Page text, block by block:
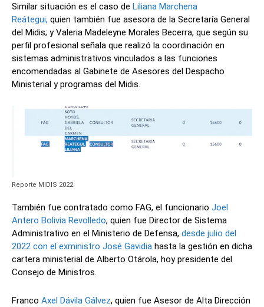
Similar situación es el caso de Liliana Marchena
Reátegui, quien también fue asesora de la Secretaría General
del Midis; y Valeria Madeleyne Morales Becerra, que según su
perfil profesional señala que realizó la coordinación en
sistemas administrativos vinculados a las funciones
encomendadas al Gabinete de Asesores del Despacho
Ministerial y programas del Midis.
Reporte MIDIS 2022
También fue contratado como FAG, el funcionario Joel
Antero Bolivia Revolledo, quien fue Director de Sistema
Administrativo en el Ministerio de Defensa, desde julio del
2022 con el exministro José Gavidia hasta la gestión en dicha
cartera ministerial de Alberto Otárola, hoy presidente del
Consejo de Ministros.
Franco Axel Dávila Gálvez, quien fue Asesor de Alta Dirección